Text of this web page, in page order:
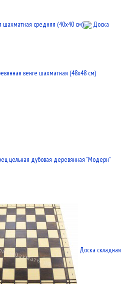
средняя (40x40 см) Доска
венге шахматная (48x48 см)
цельная дубовая деревянная "Модерн"
Доска складная